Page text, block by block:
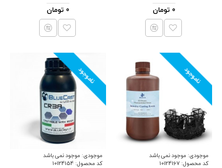
0 تومان 0 تومان
ناموجود
موجودی: موجود نمی باشد
کد محصول:10124167
ناموجود
موجودی: موجود نمی باشد
کد محصول:10124154